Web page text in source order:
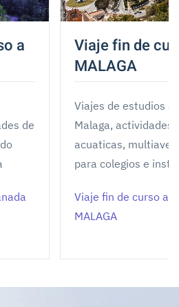
a
de
Viaje fin de
MALAGA
Viajes de estudios a
Malaga, actividades
acuaticas,
para colegios e
Viaje fin de curso a
MALAGA